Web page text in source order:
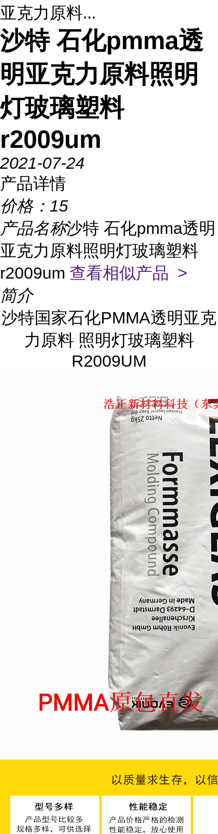
亚克力原料...
沙特 石化pmma透
明亚克力原料照明
灯玻璃塑料
r2009um
2021-07-24
产品详情
价格： 15
产品名称沙特 石化pmma透明
亚克力原料照明灯玻璃塑料
r2009um 查看相似产品 >
简介
沙特国家石化PMMA透明亚克
力原料 照明灯玻璃塑料
R2009UM